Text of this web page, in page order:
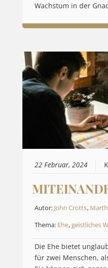
Wachstum in der
22 Februar, 2024
Autor: John Crotts,
Thema: Ehe,geistliches
Die Ehe bietet
für zwei Menschen,